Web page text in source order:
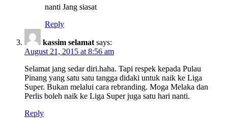
nanti Jang siasat
Reply
kassim selamat says:
August 21, 2015 at 8:56 am
Selamat jang sedar diri.haha. Tapi respek kepada Pulau
Pinang yang satu satu tangga didaki untuk naik ke Liga
Super. Bukan melalui cara rebranding. Moga Melaka dan
Perlis boleh naik ke Liga Super juga satu hari nanti.
Reply